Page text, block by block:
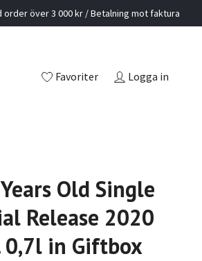
över 3 000 kr / Betalning mot faktura
Favoriter Logga in
Old Single
Release 2020
0,7l in Giftbox